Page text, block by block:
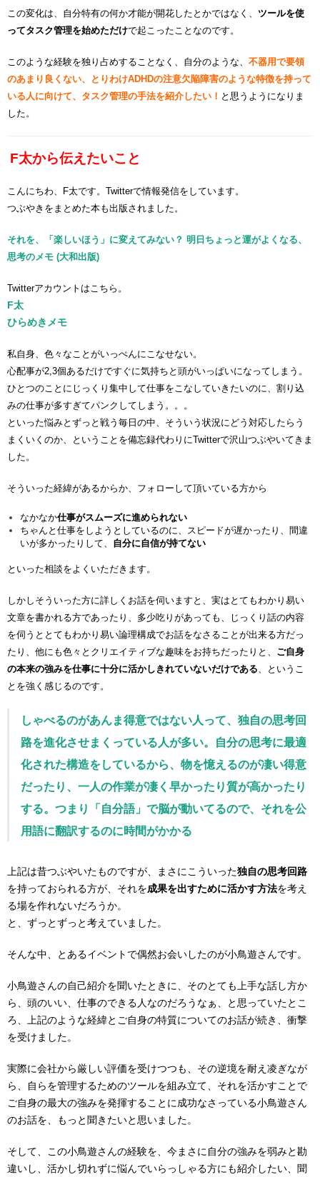
この変化は、自分特有の何か才能が開花したとかではなく、 ツールを使
ってタスク管理を始めただけで起こったことなのです。
このような経験を独り占めすることなく、自分のような、 不器用で要領
のあまり良くない、とりわけADHDの注意欠陥障害のような特徴を持って
いる人に向けて、タスク管理の手法を紹介したい！ と思うようになりま
した。
F太から伝えたいこと
こんにちわ、F太です。 Twitterで情報発信をしています。
つぶやきをまとめた本も出版されました。
それを、「楽しいほう」に変えてみない？ 明日ちょっと運がよくなる、
思考のメモ (大和出版)
Twitterアカウントはこちら。
F太
ひらめきメモ
私自身、色々なことがいっぺんにこなせない。
心配事が2,3個あるだけですぐに気持ちと頭がいっぱいになってしまう。
ひとつのことにじっくり集中して仕事をこなしていきたいのに、割り込
みの仕事が多すぎてパンクしてしまう。。。
といった悩みとずっと戦う毎日の中、そういう状況にどう対応したらう
まくいくのか、ということを備忘録代わりにTwitterで沢山つぶやいてきま
した。
そういった経緯があるからか、フォローして頂いている方から
なかなか仕事がスムーズに進められない
ちゃんと仕事をしようとしているのに、スピードが遅かったり、間違
いが多かったりして、 自分に自信が持てない
といった相談をよくいただきます。
しかしそういった方に詳しくお話を伺いますと、実はとてもわかり易い
文章を書かれる方であったり、多少吃りがあっても、じっくり話の内容
を伺うととてもわかり易い論理構成でお話をなさることが出来る方だっ
たり 、他にも色々とクリエイティブな趣味をお持ちだったりと、 ご自身
の本来の強みを仕事に十分に活かしきれていないだけである、というこ
とを強く感じるのです。
しゃべるのがあんま得意ではない人って、 独自の思考回
路を進化させまくっている人が多い。自分の思考に最適
化された構造をしているから、物を憶えるのが凄い得意
だったり、一人の作業が凄く早かったり質が高かったり
する。つまり「自分語」で脳が動いてるので、それを公
用語に翻訳するのに時間がかかる
上記は昔つぶやいたものですが、まさにこういった独自の思考回路
を持っておられる方が、それを成果を出すために活かす方法を考え
る場を作れないだろうか。
と、ずっとずっと考えていました。
そんな中、とあるイベントで偶然お会いしたのが小鳥遊さんです。
小鳥遊さんの自己紹介を聞いたときに、そのとても上手な話し方か
ら、頭のいい、仕事のできる人なのだろうなぁ、と思っていたとこ
ろ、上記のような経緯とご自身の特質についてのお話が続き、衝撃
を受けました。
実際に会社から厳しい評価を受けつつも、その逆境を耐え凌ぎなが
ら、自らを管理するためのツールを組み立て、それを活かすことで
ご自身の最大の強みを発揮することに成功なさっている小鳥遊さん
のお話を、もっと聞きたいと思いました。
そして、この小鳥遊さんの経験を、今まさに自分の強みを弱みと勘
違いし、活かし切れずに悩んでいらっしゃる方にも紹介したい、聞